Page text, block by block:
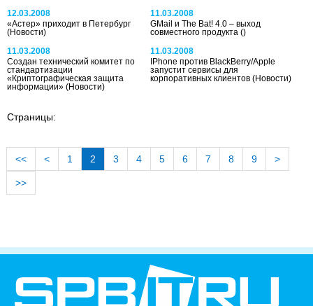
12.03.2008
«Астер» приходит в Петербург
(Новости)
11.03.2008
GMail и The Bat! 4.0 – выход
совместного продукта()
11.03.2008
Создан технический комитет по
стандартизации
«Криптографическая защита
информации» (Новости)
11.03.2008
IPhone против BlackBerry/Apple
запустит сервисы для
корпоративных клиентов(Новости)
Страницы:
<< < 1 2 3 4 5 6 7 8 9 >
>>